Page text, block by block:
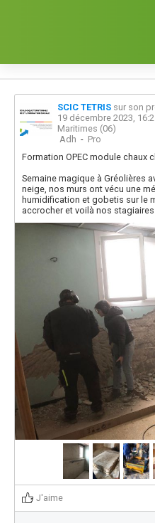
SCIC TETRIS sur son
19 décembre 2023,
Maritimes (06)
Adh - Pro
Formation OPEC module chaux
Semaine magique à Gréolières
neige, nos murs ont vécu une
humidification et gobetis sur le
accrocher et voilà nos
J'aime